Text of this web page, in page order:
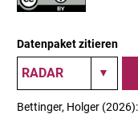
Datenpaket zitieren
Bettinger, Holger